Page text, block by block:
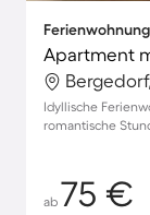
Ferienwohnung
Apartment
Idyllische
romantische
ab 75 €